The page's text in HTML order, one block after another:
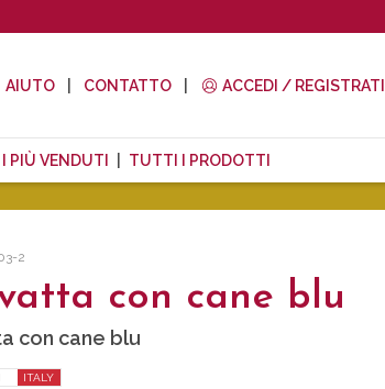
AIUTO CONTATTO ACCEDI / REGISTRATI
I PIÙ VENDUTI TUTTI I PRODOTTI
2
con cane blu
con cane blu
ITALY